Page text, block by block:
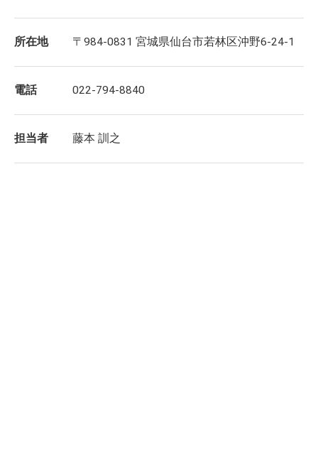
所在地 〒984-0831 宮城県仙台市若林区沖野6-24-1
電話 022-794-8840
担当者 藤本 訓之